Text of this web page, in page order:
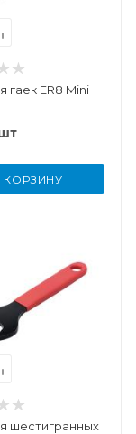
гаек ER8 Mini
КОРЗИНУ
шестигранных